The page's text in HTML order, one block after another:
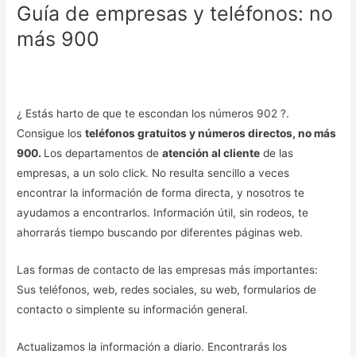
Guía de empresas y teléfonos: no
más 900
¿ Estás harto de que te escondan los números 902 ?.
Consigue losteléfonos gratuitos y números directos, no más
900. Los departamentos deatención al cliente de las
empresas, a un solo click. No resulta sencillo a veces
encontrar la información de forma directa, y nosotros te
ayudamos a encontrarlos. Información útil, sin rodeos, te
ahorrarás tiempo buscando por diferentes páginas web.
Las formas de contacto de las empresas más importantes:
Sus teléfonos, web, redes sociales, su web, formularios de
contacto o simplente su información general.
Actualizamos la información a diario. Encontrarás los